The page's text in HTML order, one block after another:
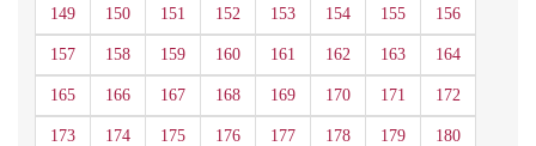
149 150 151 152 153 154 155 156
157 158 159 160 161 162 163 164
165 166 167 168 169 170 171 172
173 174 175 176 177 178 179 180